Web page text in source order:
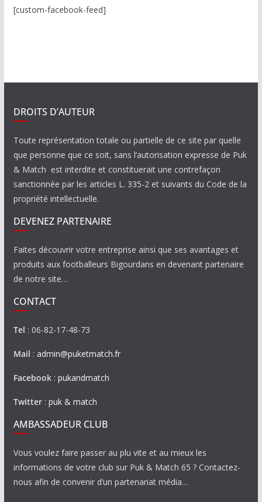
[custom-facebook-feed]
DROITS D’AUTEUR
Toute représentation totale ou partielle de ce site par quelle
que personne que ce soit, sans l’autorisation expresse de Puk
& Match est interdite et constituerait une contrefaçon
sanctionnée par les articles L. 335-2 et suivants du Code de la
propriété intellectuelle.
DEVENEZ PARTENAIRE
Faites découvrir votre entreprise ainsi que ses avantages et
produits aux footballeurs Bigourdans en devenant partenaire
de notre site…
CONTACT
Tel : 06-82-17-48-73
Mail : admin@puketmatch.fr
Facebook: pukandmatch
Twitter: puk & match
AMBASSADEUR CLUB
Vous voulez faire passer au plu vite et au mieux les
informations de votre club sur Puk & Match 65 ? Contactez-
nous afin de convenir d’un partenariat média…